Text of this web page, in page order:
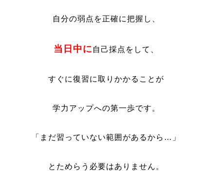
自分の弱点を正確に把握し、
当日中に 自己採点をして、
すぐに復習に取りかかることが
学力アップへの第一歩です。
「まだ習っていない範囲があるから…」
とためらう必要はありません。